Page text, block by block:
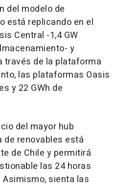
del modelo de
está replicando en el
Central -1,4 GW
y
través de la plataforma
las plataformas Oasis
y 22 GWh de
del mayor hub
de renovables está
de Chile y permitirá
las 24 horas
sienta las